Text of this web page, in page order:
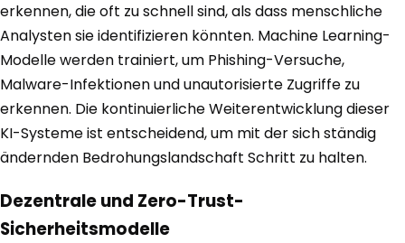
erkennen, die oft zu schnell sind, als dass menschliche
Analysten sie identifizieren könnten. Machine Learning-
Modelle werden trainiert, um Phishing-Versuche,
Malware-Infektionen und unautorisierte Zugriffe zu
erkennen. Die kontinuierliche Weiterentwicklung dieser
KI-Systeme ist entscheidend, um mit der sich ständig
ändernden Bedrohungslandschaft Schritt zu halten.
Dezentrale und Zero-Trust-
Sicherheitsmodelle